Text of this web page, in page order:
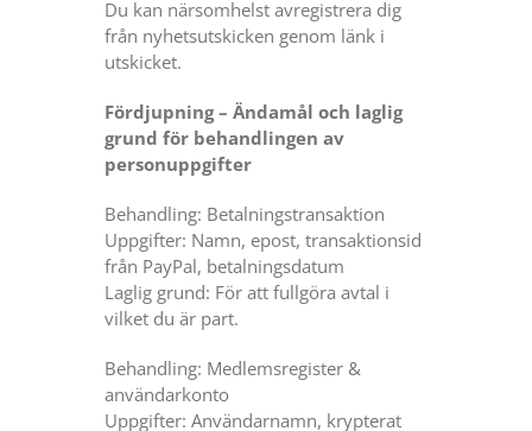
Du kan närsomhelst avregistrera dig
från nyhetsutskicken genom länk i
utskicket.
Fördjupning – Ändamål och laglig
grund för behandlingen av
personuppgifter
Behandling: Betalningstransaktion
Uppgifter: Namn, epost, transaktionsid
från PayPal, betalningsdatum
Laglig grund: För att fullgöra avtal i
vilket du är part.
Behandling: Medlemsregister &
användarkonto
Uppgifter: Användarnamn, krypterat